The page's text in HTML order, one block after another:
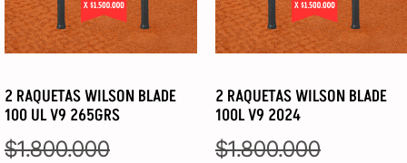
2 RAQUETAS WILSON BLADE
100 UL V9 265GRS
$1.800.000
2 RAQUETAS WILSON BLADE
100L V9 2024
$1.800.000